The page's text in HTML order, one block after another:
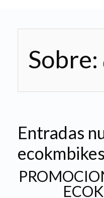
Sobre:
Entradas
ecokmbikes